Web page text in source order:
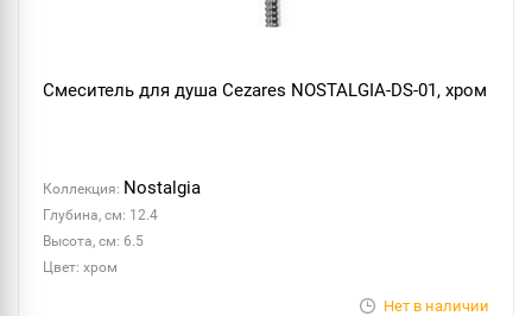
Смеситель для душа Cezares NOSTALGIA-DS-01, хром
Коллекция: Nostalgia
Глубина, см: 12.4
Высота, см: 6.5
Цвет: хром
Нет в наличии